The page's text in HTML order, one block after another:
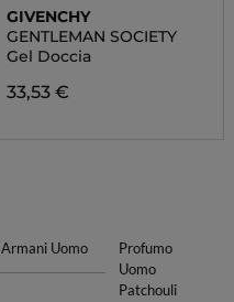
GIVENCHY
GENTLEMAN SOCIETY
Gel Doccia
33,53 €
Armani Uomo
Profumo
Uomo
Patchouli